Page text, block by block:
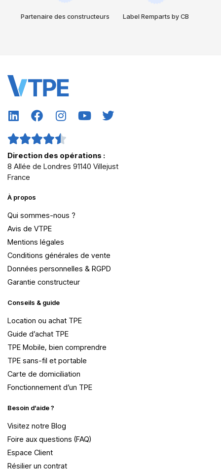
Partenaire des constructeurs Label Remparts by CB
Direction des opérations :
8 Allée de Londres 91140 Villejust
France
À propos
Qui sommes-nous ?
Avis de VTPE
Mentions légales
Conditions générales de vente
Données personnelles & RGPD
Garantie constructeur
Conseils & guide
Location ou achat TPE
Guide d’achat TPE
TPE Mobile, bien comprendre
TPE sans-fil et portable
Carte de domiciliation
Fonctionnement d’un TPE
Besoin d’aide ?
Visitez notre Blog
Foire aux questions (FAQ)
Espace Client
Résilier un contrat